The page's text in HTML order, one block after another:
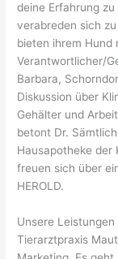
deine Erfahrung
verabreden sich
bieten ihrem Hund
Verantwortlicher/
Barbara,
Diskussion über
Gehälter und
betont Dr.
Hausapotheke der
freuen sich über
HEROLD.
Unsere Leistungen
Tierarztpraxis